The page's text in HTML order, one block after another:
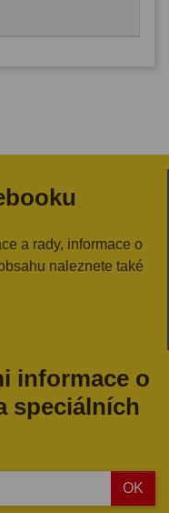
a rady, informace o
naleznete také
informace o
speciálních
OK